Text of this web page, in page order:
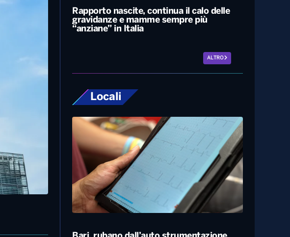
1297
Fitto:
Rapporto nascite, continua il calo delle
gravidanze e mamme sempre più
“anziane” in Italia
ALTRO
Locali